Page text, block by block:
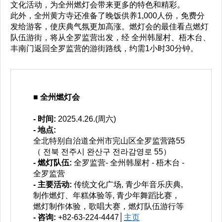
文化活动，为全州燃灯会带来更多的特色和精彩。
此外，全州黄方寺还准备了晚饭供养1,000人份，免费分
发给游客，使庆典气氛更加高涨。燃灯会的最佳看点燃灯
队伍游街，将从全罗监营出发，经 全州韩屋村、梧木台、
丰南门返回全罗监营的游街路线，约需1小时30分钟。
■ 全州燃灯会
- 时间: 2025.4.26.(周六)
- 地点:
全北特别自治道全州市完山区全罗监营路55
（ 전북 전주시 완산구 전라감영로 55）
- 燃灯队伍: 全罗监营- 全州韩屋村 - 梧木台 -
全罗监营
- 主要活动: 传统文化广场, 青少年音乐庆典,
制作燃灯、年糕体验等, 青少年舞蹈比赛，
燃灯制作体验，歌唱大赛，燃灯队伍游行等
- 咨询: +82-63-224-4447│ 主页